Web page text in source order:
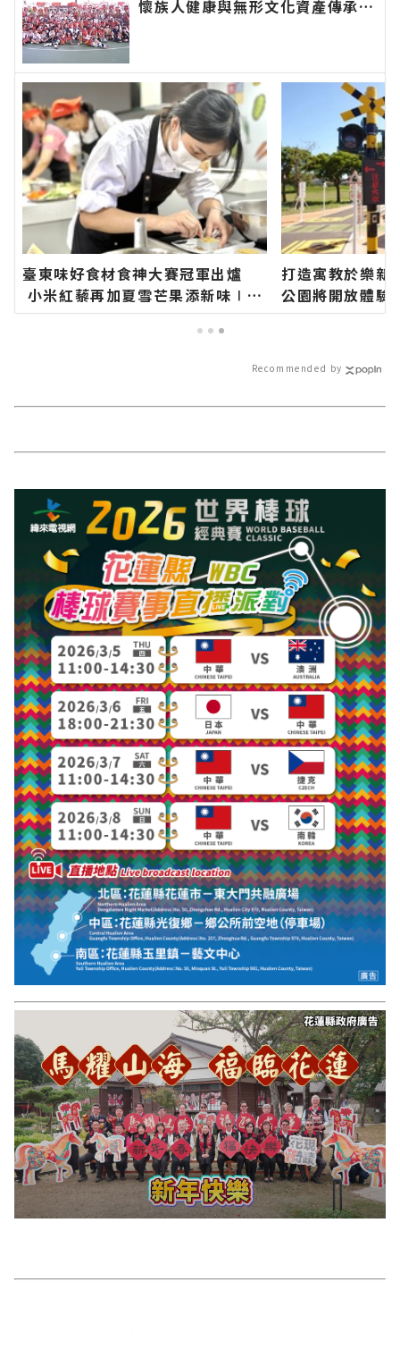
懷族人健康與無形文化資產傳承：
的今日新聞報導 最新的在地資
訊！
臺東味好食材食神大賽冠軍出爐
小米紅藜再加夏雪芒果添新味∣花
蓮新聞網官方網站各類新聞－最快
速的今日新聞報導 最新的在地資
打造寓教於樂新
公園將開放體
網站各類新聞－
Recommended by